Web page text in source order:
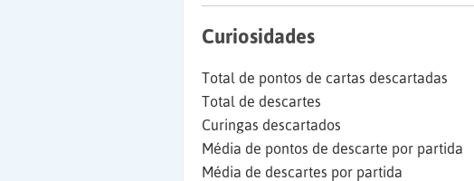
Curiosidades
Total de pontos de cartas descartadas
Total de descartes
Curingas descartados
Média de pontos de descarte por partida
Média de descartes por partida